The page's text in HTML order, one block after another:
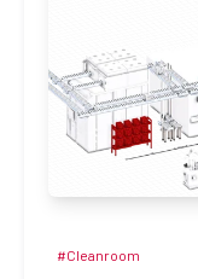
#Cleanroom